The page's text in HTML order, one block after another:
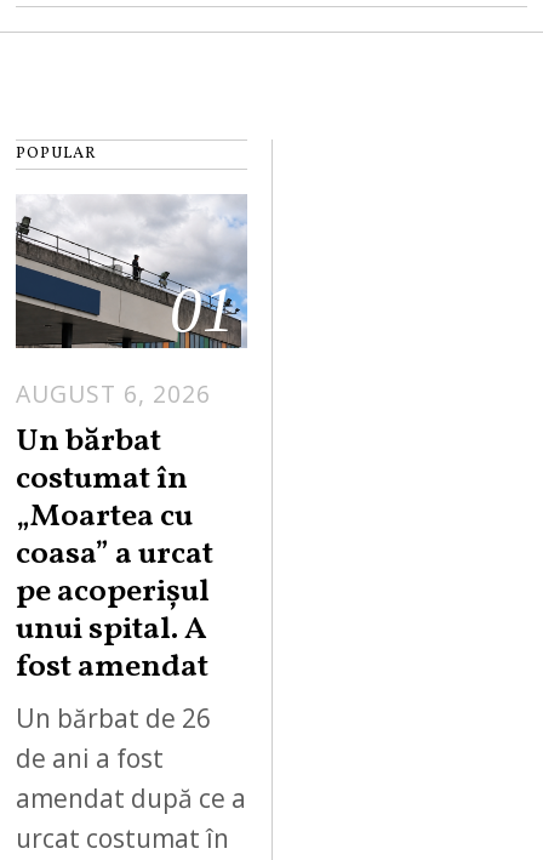
POPULAR
01
AUGUST 6, 2026
Un bărbat
costumat în
„Moartea cu
coasa” a urcat
pe acoperișul
unui spital. A
fost amendat
Un bărbat de 26
de ani a fost
amendat după ce a
urcat costumat în